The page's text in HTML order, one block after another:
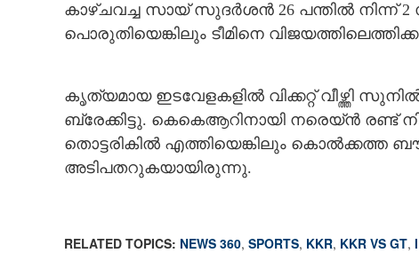
കാഴ്ചവച്ച സായ് സുദർശൻ 26 പന്തിൽ നിന്ന്
പൊരുതിയെങ്കിലും ടീമിനെ
കൃത്യമായ ഇടവേളകളിൽ വിക്കറ്റ് വീഴ്ത്തി
ബ്രേക്കിട്ടു. കെകെആറിനായി നരെയ്ൻ രണ്ട്
തൊട്ടരികിൽ എത്തിയെങ്കിലും കൊൽക്കത്ത
അടിപതറുകയായിരുന്നു.
RELATED TOPICS: NEWS 360, SPORTS, KKR, KKR VS GT,